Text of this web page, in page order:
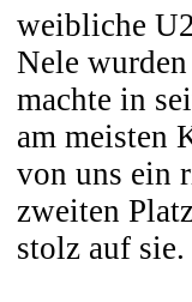
weibliche
Nele
machte in
am meisten
von uns ein
zweiten
stolz auf